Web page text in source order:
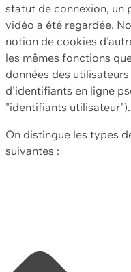
statut de connexion, un
vidéo a été regardée.
notion de cookies
les mêmes fonctions
données des
d'identifiants en ligne
"identifiants utilisateur").
On distingue les types
suivantes :